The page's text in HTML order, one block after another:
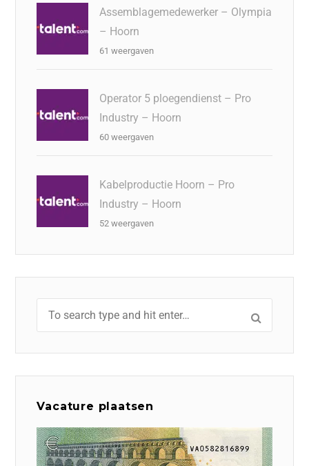
Assemblagemedewerker – Olympia
– Hoorn
61 weergaven
Operator 5 ploegendienst – Pro
Industry – Hoorn
60 weergaven
Kabelproductie Hoorn – Pro
Industry – Hoorn
52 weergaven
Vacature plaatsen